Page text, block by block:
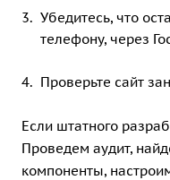
Убедитесь, что
телефону, через
Проверьте сайт
Если штатного
Проведем аудит,
компоненты,